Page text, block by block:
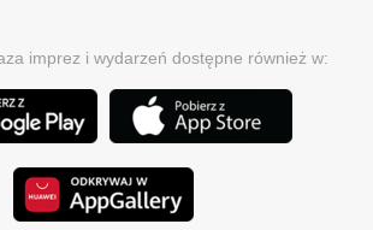
imprez i wydarzeń dostępne również w: